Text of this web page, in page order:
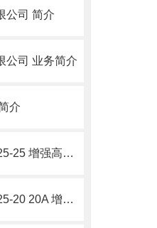
公司 简介
公司 业务简介
介
KEIHIN 京滨 SSPD-4025-25 增强高压直动电磁阀 SUS304 不锈钢阀 简介
KEIHIN 京滨 SSPD-4025-20 20A 增强型高压直动电磁阀 不锈钢 简介